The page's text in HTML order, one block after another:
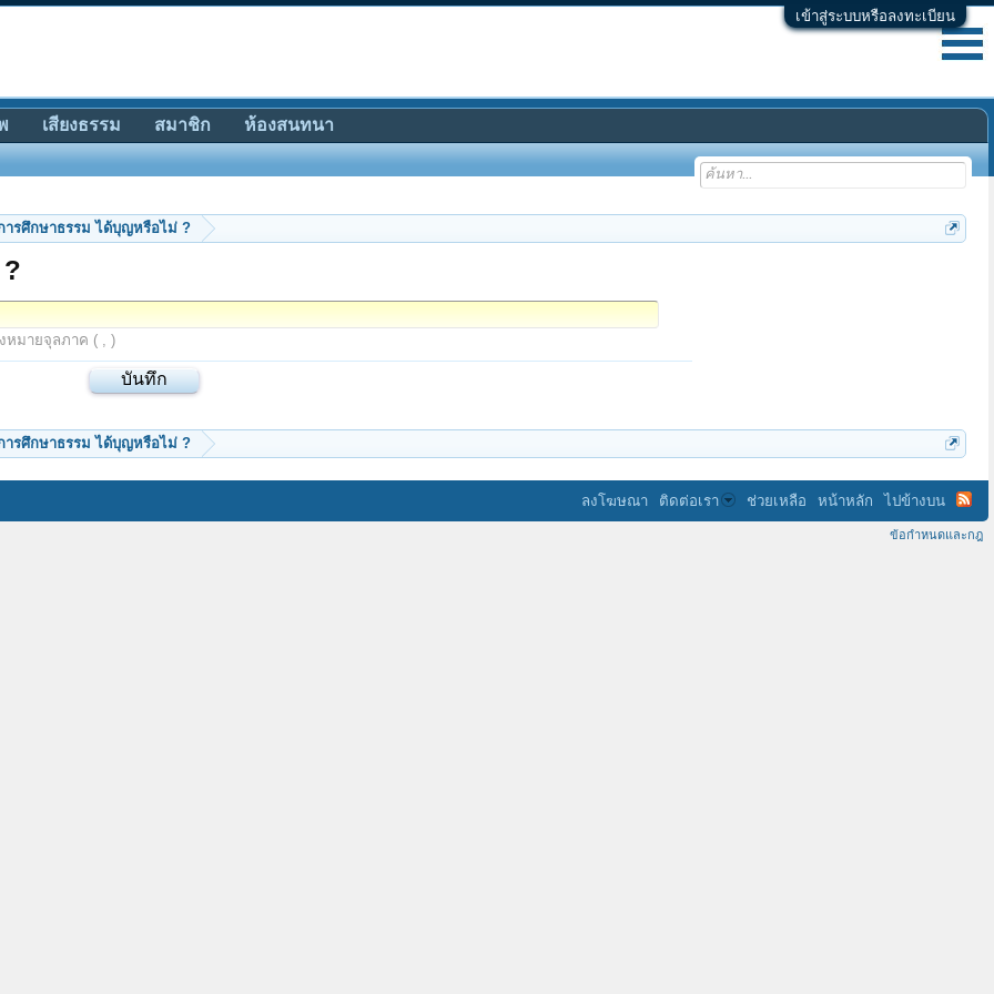
เข้าสู่ระบบหรือลงทะเบียน
ารศึกษาธรรม ได้บุญหรือไม่ ?
หมายจุลภาค ( , )
ารศึกษาธรรม ได้บุญหรือไม่ ?
เสียงธรรม สมาชิก ห้องสนทนา
ลงโฆษณา ติดต่อเรา ช่วยเหลือ หน้าหลัก ไปข้างบน
ข้อกำหนดและกฎ